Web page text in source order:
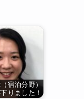
宿泊分野）
りました！